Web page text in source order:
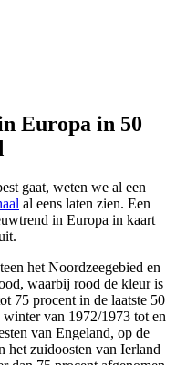
Europa in 50
gaat, weten we al een
al eens laten zien. Een
in Europa in kaart
het Noordzeegebied en
waarbij rood de kleur is
75 procent in de laatste 50
winter van 1972/1973 tot en
van Engeland, op de
het zuidoosten van Ierland